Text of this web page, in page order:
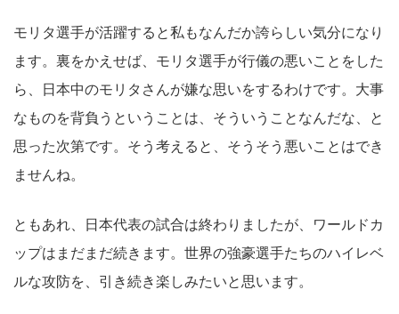
モリタ選手が活躍すると私もなんだか誇らしい気分になり
ます。裏をかえせば、モリタ選手が行儀の悪いことをした
ら、日本中のモリタさんが嫌な思いをするわけです。大事
なものを背負うということは、そういうことなんだな、と
思った次第です。そう考えると、そうそう悪いことはでき
ませんね。
ともあれ、日本代表の試合は終わりましたが、ワールドカ
ップはまだまだ続きます。世界の強豪選手たちのハイレベ
ルな攻防を、引き続き楽しみたいと思います。